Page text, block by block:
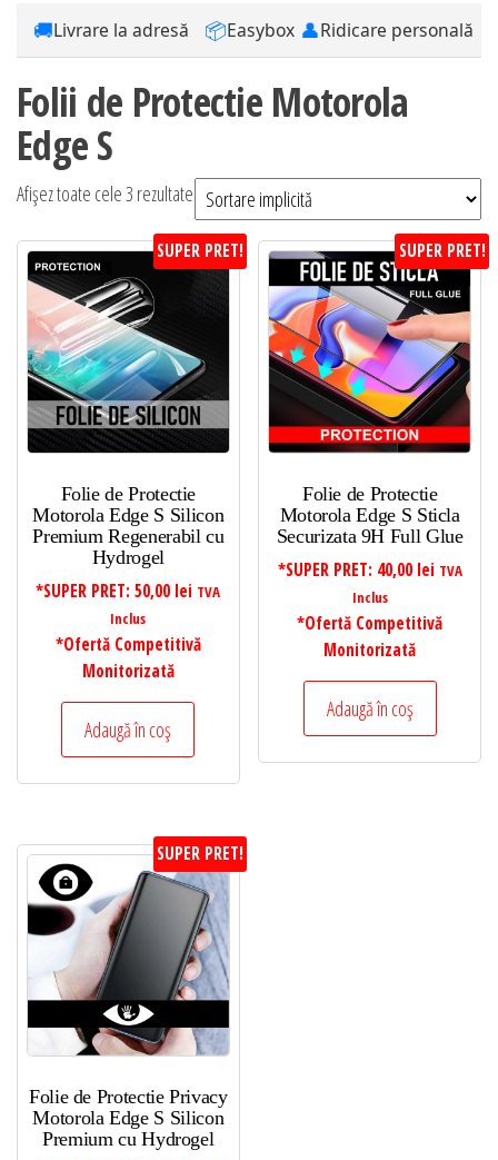
🚚Livrare la adresă 📦Easybox 👤Ridicare personală
Folii de Protectie Motorola
Edge S
Afișez toate cele 3 rezultate
SUPER PRET!
Folie de Protectie
Motorola Edge S Silicon
Premium Regenerabil cu
Hydrogel
*SUPER PRET:50,00 lei TVA
Inclus
*Ofertă Competitivă
Monitorizată
Adaugă în coș
SUPER PRET!
Folie de Protectie
Motorola Edge S Sticla
Securizata 9H Full Glue
*SUPER PRET: 40,00 lei TVA
Inclus
*Ofertă Competitivă
Monitorizată
Adaugă în coș
SUPER PRET!
Folie de Protectie Privacy
Motorola Edge S Silicon
Premium cu Hydrogel